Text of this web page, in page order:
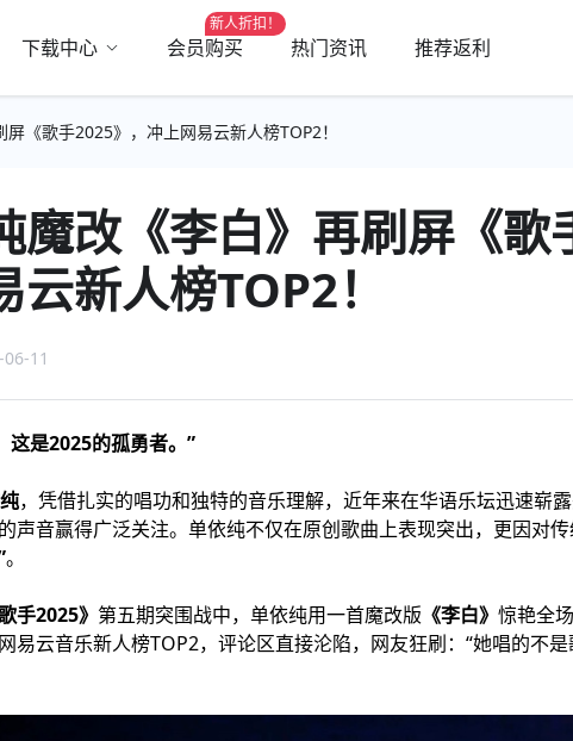
下载中心
新人折扣！
会员购买 热门资讯 推荐返利
《歌手2025》，冲上网易云新人榜TOP2！
魔改《李白》再刷屏《歌
云新人榜TOP2！
11
这是2025的孤勇者。”
，凭借扎实的唱功和独特的音乐理解，近年来在华语乐坛迅速崭
声音赢得广泛关注。单依纯不仅在原创歌曲上表现突出，更因对
。
手2025》 第五期突围战中，单依纯用一首魔改版 《李白》 惊艳全
易云音乐新人榜TOP2，评论区直接沦陷，网友狂刷：“她唱的不